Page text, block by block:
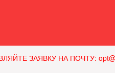
ЗАЯВКУ НА ПОЧТУ: